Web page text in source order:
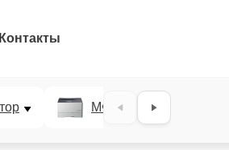
Контакты
МФУ